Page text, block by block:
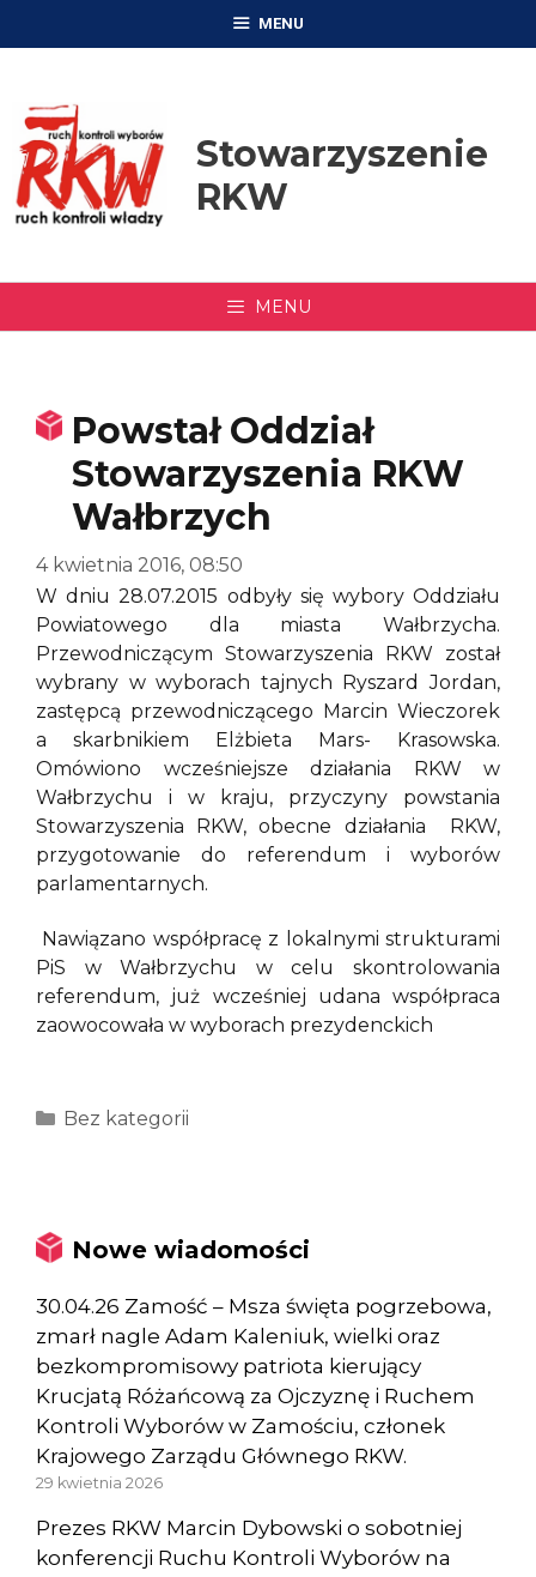
MENU
Stowarzyszenie
RKW
MENU
Powstał Oddział
Stowarzyszenia RKW
Wałbrzych
4 kwietnia 2016, 08:50
W dniu 28.07.2015 odbyły się wybory Oddziału
Powiatowego dla miasta Wałbrzycha.
Przewodniczącym Stowarzyszenia RKW został
wybrany w wyborach tajnych Ryszard Jordan,
zastępcą przewodniczącego Marcin Wieczorek
a skarbnikiem Elżbieta Mars- Krasowska.
Omówiono wcześniejsze działania RKW w
Wałbrzychu i w kraju, przyczyny powstania
Stowarzyszenia RKW, obecne działania RKW,
przygotowanie do referendum i wyborów
parlamentarnych.
Nawiązano współpracę z lokalnymi strukturami
PiS w Wałbrzychu w celu skontrolowania
referendum, już wcześniej udana współpraca
zaowocowała w wyborach prezydenckich
Kategorie
Bez kategorii
Nowe wiadomości
30.04.26 Zamość – Msza święta pogrzebowa,
zmarł nagle Adam Kaleniuk, wielki oraz
bezkompromisowy patriota kierujący
Krucjatą Różańcową za Ojczyznę i Ruchem
Kontroli Wyborów w Zamościu, członek
Krajowego Zarządu Głównego RKW.
29 kwietnia 2026
Prezes RKW Marcin Dybowski o sobotniej
konferencji Ruchu Kontroli Wyborów na